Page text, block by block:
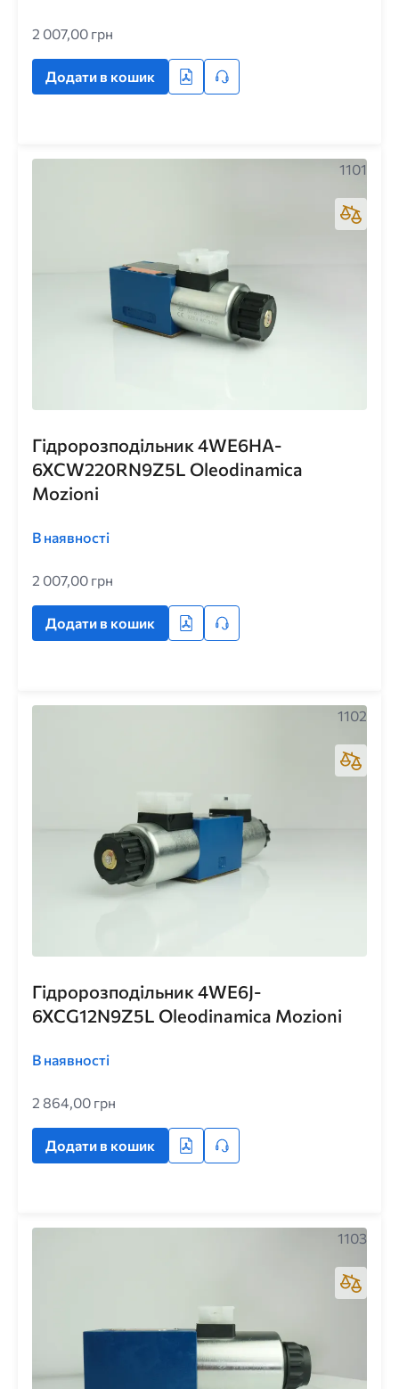
2 007,00 грн
Додати в кошик
Гідророзподільник 4WE6HA-
6XCW220RN9Z5L Oleodinamica
Mozioni
В наявності
2 007,00 грн
Додати в кошик
1101
Гідророзподільник 4WE6J-
6XCG12N9Z5L Oleodinamica Mozioni
В наявності
2 864,00 грн
Додати в кошик
1102
1103